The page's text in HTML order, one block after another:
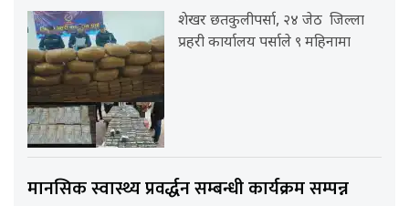
शेखर छतकुलीपर्सा, २४ जेठ जिल्ला
प्रहरी कार्यालय पर्साले ९ महिनामा
मानसिक स्वास्थ्य प्रवर्द्धन सम्बन्धी कार्यक्रम सम्पन्न